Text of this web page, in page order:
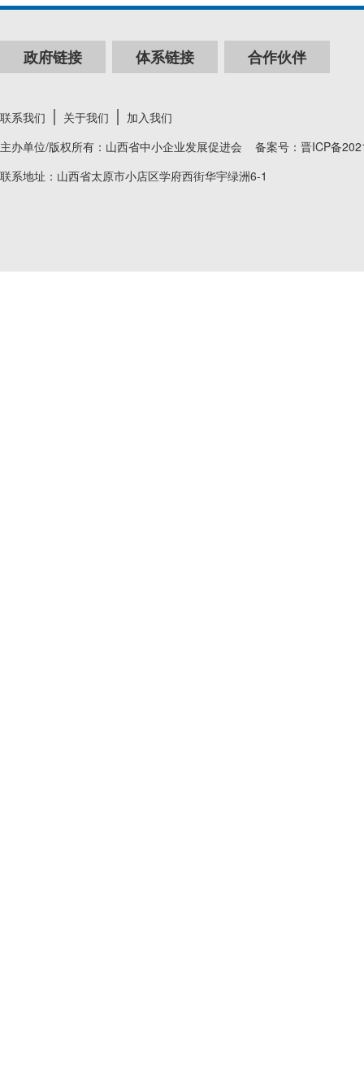
政府链接 体系链接 合作伙伴
联系我们 关于我们
加入我们
主办单位/版权所有：山西省中小企业发展促进会 备案号： 晋ICP备
联系地址：山西省太原市小店区学府西街华宇绿洲6-1